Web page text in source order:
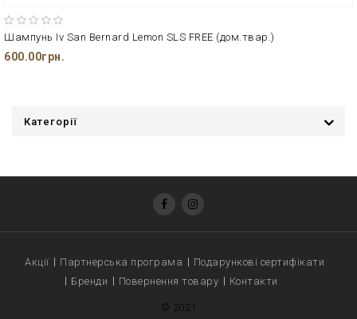
Шампунь Iv San Bernard Lemon SLS FREE (дом.твар.)
600.00грн.
Категорії
Акції Партнерська програма
Подарункові сертифікати
Бренди
Повернення товару Контакти
© 2021